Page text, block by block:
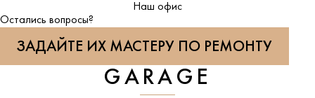
ВКонтакте
Наш офис
Остались вопросы?
ЗАДАЙТЕ ИХ МАСТЕРУ ПО РЕМОНТУ
GARAGE